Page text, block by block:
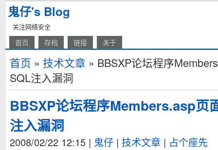
鬼仔's Blog
关注网络安全
首页 存档 链接 关于
首页 » 技术文章 » BBSXP论坛程序
SQL注入漏洞
BBSXP论坛程序Members.asp页
注入漏洞
2008/02/22 12:15 | 鬼仔 | 技术文章 | 占个座先